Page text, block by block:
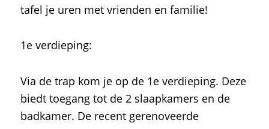
tafel je uren met vrienden en familie!
1e verdieping:
Via de trap kom je op de 1e verdieping. Deze
biedt toegang tot de 2 slaapkamers en de
badkamer. De recent gerenoveerde